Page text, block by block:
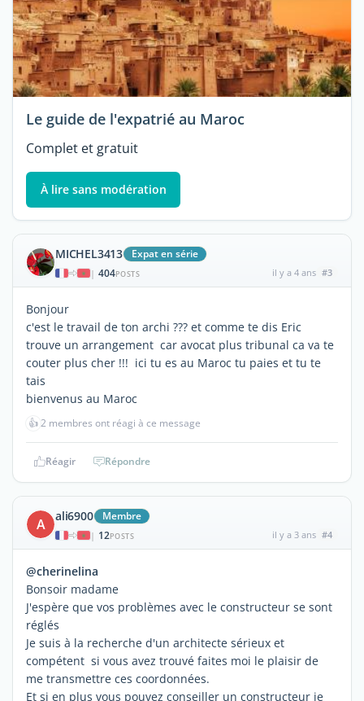
Le guide de l'expatrié au Maroc
Complet et gratuit
À lire sans modération
MICHEL3413 Expat en série
| 404POSTS il y a 4 ans #3
Bonjour
c'est le travail de ton archi ??? et comme te dis Eric
trouve un arrangement car avocat plus tribunal ca va te
couter plus cher !!! ici tu es au Maroc tu paies et tu te
tais
bienvenus au Maroc
👍2 membres ont réagi à ce message
Réagir Répondre
A ali6900 Membre
| 12POSTS il y a 3 ans #4
@cherinelina
Bonsoir madame
J'espère que vos problèmes avec le constructeur se sont
réglés
Je suis à la recherche d'un architecte sérieux et
compétent si vous avez trouvé faites moi le plaisir de
me transmettre ces coordonnées.
Et si en plus vous pouvez conseiller un constructeur je